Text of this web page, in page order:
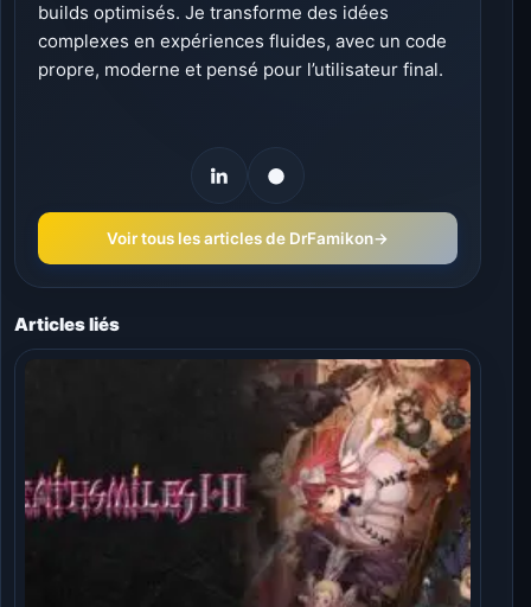
builds optimisés. Je transforme des idées
complexes en expériences fluides, avec un code
propre, moderne et pensé pour l’utilisateur final.
Voir tous les articles de DrFamikon→
Articles liés